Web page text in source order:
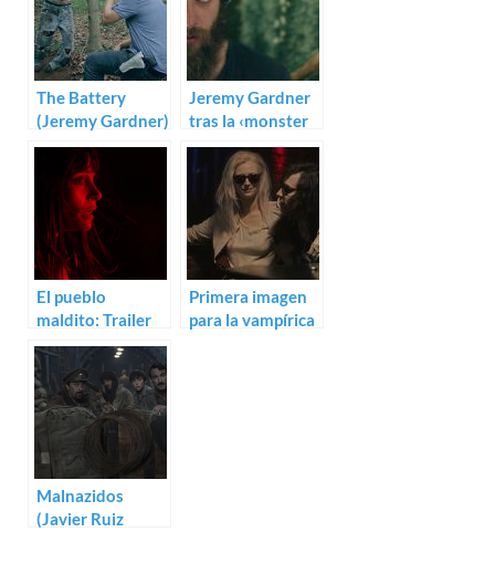
The Battery
(Jeremy Gardner)
Jeremy Gardner
tras la ‹monster
movie› en
Something Else
El pueblo
maldito: Trailer
para Offseason
de Mickey
Keating
Primera imagen
para la vampírica
Malnazidos
(Javier Ruiz